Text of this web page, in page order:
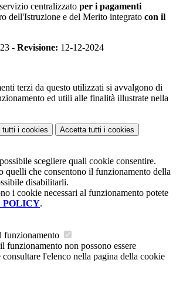
centralizzato per i pagamenti
dell'Istruzione e del Merito integrato con il
- Revisione: 12-12-2024
terzi da questo utilizzati si avvalgono di
ed utili alle finalità illustrate nella
tutti i cookies Accetta tutti i cookies
scegliere quali cookie consentire.
quelli che consentono il funzionamento della
disabilitarli.
i cookie necessari al funzionamento potete
POLICY.
funzionamento
funzionamento non possono essere
l'elenco nella pagina della cookie